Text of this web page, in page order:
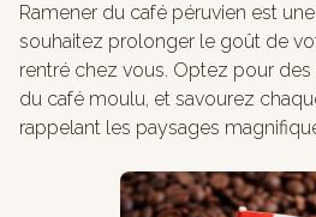
Ramener du café péruvien est
souhaitez prolonger le goût de
rentré chez vous. Optez pour
du café moulu, et savourez
rappelant les paysages